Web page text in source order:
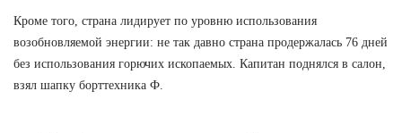
Кроме того, страна лидирует по уровню использования
возобновляемой энергии: не так давно страна продержалась 76 дней
без использования горючих ископаемых. Капитан поднялся в салон,
взял шапку борттехника Ф.